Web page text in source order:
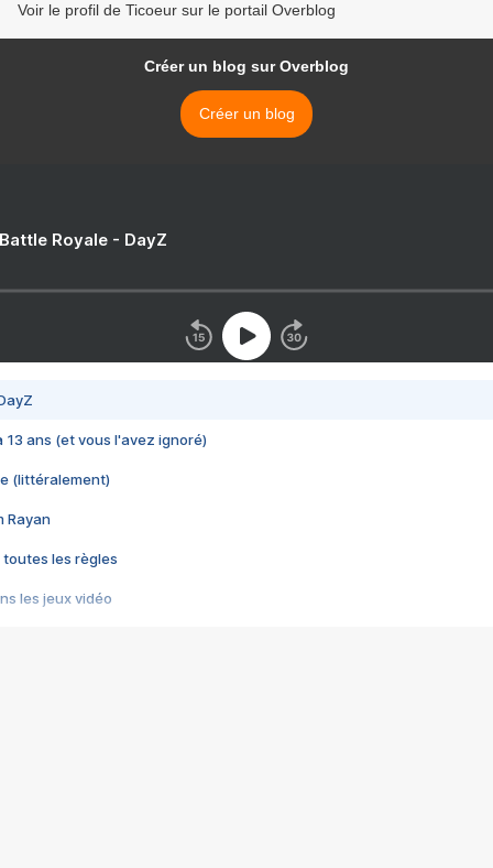
Voir le profil de Ticoeur sur le portail Overblog
Créer un blog sur Overblog
Créer un blog
Royale - DayZ
13 ans (et vous l'avez ignoré)
(littéralement)
Rayan
toutes les règles
les jeux vidéo